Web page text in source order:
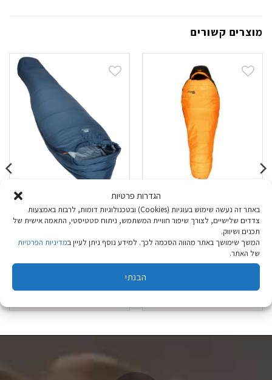
הגדרות פרטיות
באתר זה נעשה שימוש בעוגיות (Cookies) ובטכנולוגיות דומות, לרבות באמצעות
צדדים שלישיים, לצורך שיפור חוויית המשתמש, ניתוח סטטיסטי, התאמה אישית של
תכנים ושיווק.
המשך שימושך באתר מהווה הסכמה לכך. למידע נוסף ניתן לעיין במדיניות הפרטיות
של האתר.
הבנתי
מוצרים קשורים
Yukon 800
519.90
Equipment Lunar II
Long כחול